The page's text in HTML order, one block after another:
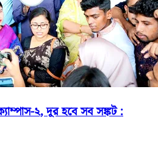
২, দূর হবে সব সঙ্কট :